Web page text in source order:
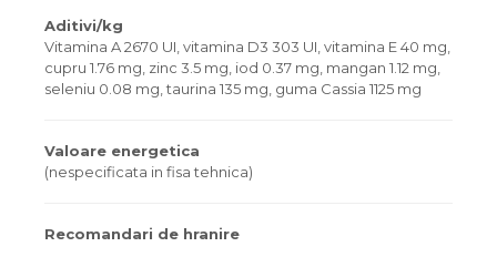
Aditivi/kg
Vitamina A 2670 UI, vitamina D3 303 UI, vitamina E 40 mg,
cupru 1.76 mg, zinc 3.5 mg, iod 0.37 mg, mangan 1.12 mg,
seleniu 0.08 mg, taurina 135 mg, guma Cassia 1125 mg
Valoare energetica
(nespecificata in fisa tehnica)
Recomandari de hranire